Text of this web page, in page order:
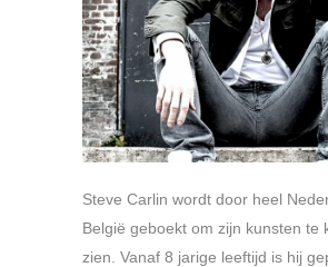
Steve Carlin wordt door heel
België geboekt om zijn kunsten te
zien. Vanaf 8 jarige leeftijd is hij